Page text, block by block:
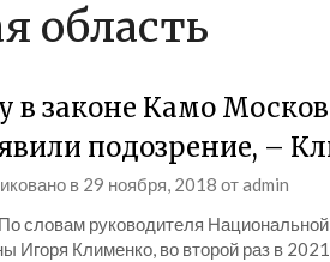
область
в законе Камо
подозрение, –
в 29 ноября, 2018 отadmin
словам руководителя
Игоря Клименко, во второй раз в